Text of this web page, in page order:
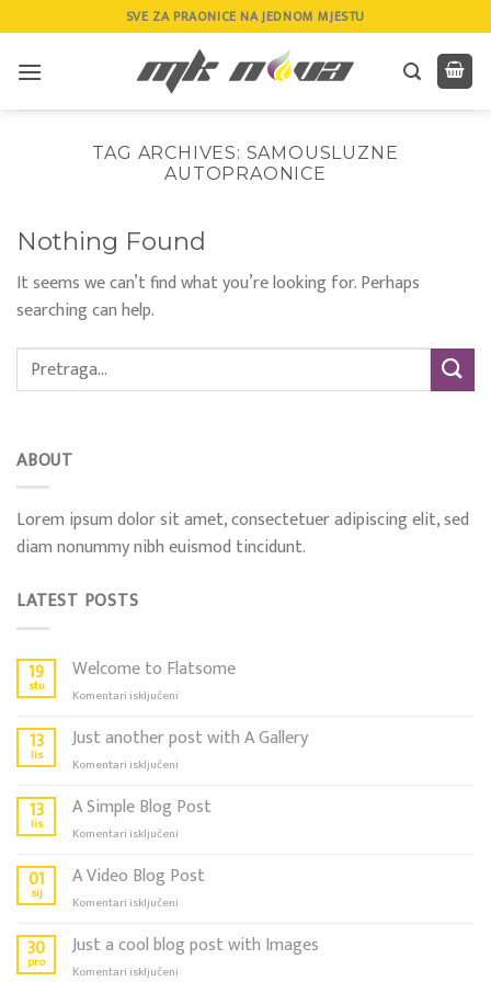
to
content
SVE ZA PRAONICE NA JEDNOM MJESTU
TAG ARCHIVES: SAMOUSLUZNE
AUTOPRAONICE
Nothing Found
It seems we can’t find what you’re looking for. Perhaps
searching can help.
ABOUT
Lorem ipsum dolor sit amet, consectetuer adipiscing elit, sed
diam nonummy nibh euismod tincidunt.
LATEST POSTS
19
stu
Welcome to Flatsome
Komentari isključeni
to
Flatsome
13
lis
Just another post with A Gallery
Komentari isključeni
another
post
Gallery
13
lis
A Simple Blog Post
Komentari isključeni
Simple
Blog
01
sij
A Video Blog Post
Komentari isključeni
Video
Blog
30
pro
Just a cool blog post with Images
Komentari isključeni